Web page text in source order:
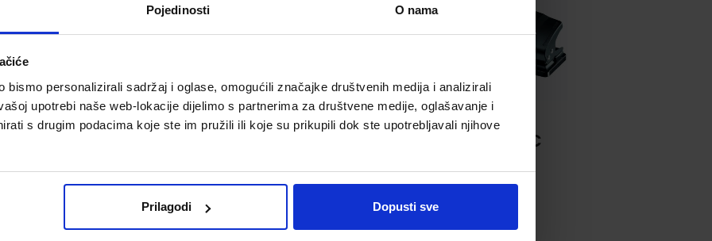
Pojedinosti O nama
bismo personalizirali sadržaj i oglase, omogućili značajke društvenih medija i analizirali
upotrebi naše web-lokacije dijelimo s partnerima za društvene medije, oglašavanje i
s drugim podacima koje ste im pružili ili koje su prikupili dok ste upotrebljavali njihove
Prilagodi Dopusti sve
3,14 €